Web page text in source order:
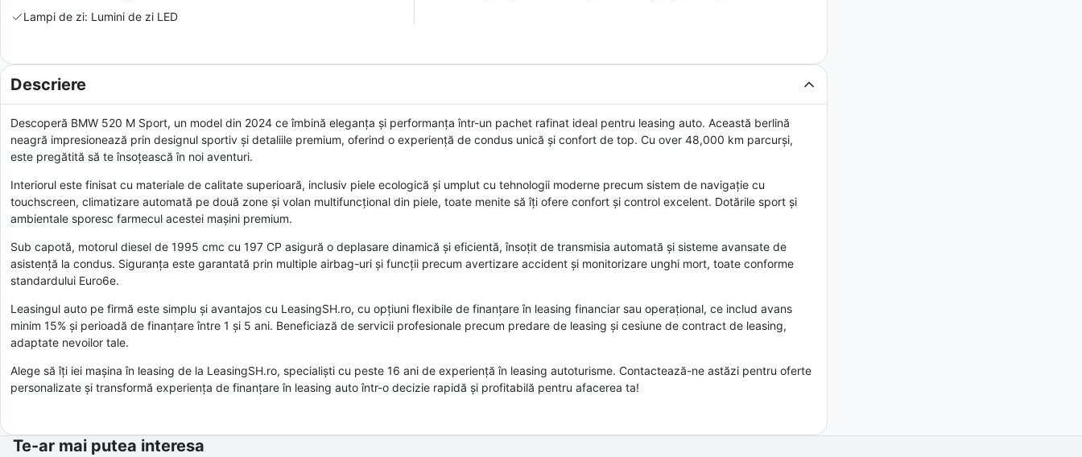
Lampi de zi: Lumini de zi LED
Descriere
Descoperă BMW 520 M Sport, un model din 2024 ce îmbină eleganța și performanța într-un pachet rafinat ideal pentru leasing auto. Această berlină
neagră impresionează prin designul sportiv și detaliile premium, oferind o experiență de condus unică și confort de top. Cu over 48,000 km parcurși,
este pregătită să te însoțească în noi aventuri.
Interiorul este finisat cu materiale de calitate superioară, inclusiv piele ecologică și umplut cu tehnologii moderne precum sistem de navigație cu
touchscreen, climatizare automată pe două zone și volan multifuncțional din piele, toate menite să îți ofere confort și control excelent. Dotările sport și
ambientale sporesc farmecul acestei mașini premium.
Sub capotă, motorul diesel de 1995 cmc cu 197 CP asigură o deplasare dinamică și eficientă, însoțit de transmisia automată și sisteme avansate de
asistență la condus. Siguranța este garantată prin multiple airbag-uri și funcții precum avertizare accident și monitorizare unghi mort, toate conforme
standardului Euro6e.
Leasingul auto pe firmă este simplu și avantajos cu LeasingSH.ro, cu opțiuni flexibile de finanțare în leasing financiar sau operațional, ce includ avans
minim 15% și perioadă de finanțare între 1 și 5 ani. Beneficiază de servicii profesionale precum predare de leasing și cesiune de contract de leasing,
adaptate nevoilor tale.
Alege să îți iei mașina în leasing de la LeasingSH.ro, specialiști cu peste 16 ani de experiență în leasing autoturisme. Contactează-ne astăzi pentru oferte
personalizate și transformă experiența de finanțare în leasing auto într-o decizie rapidă și profitabilă pentru afacerea ta!
Te-ar mai putea interesa